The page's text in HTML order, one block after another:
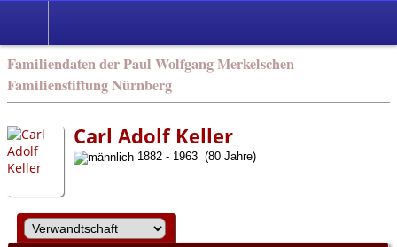
Familiendaten der Paul Wolfgang Merkelschen
Familienstiftung Nürnberg
Carl Adolf Keller
1882 - 1963 (80 Jahre)